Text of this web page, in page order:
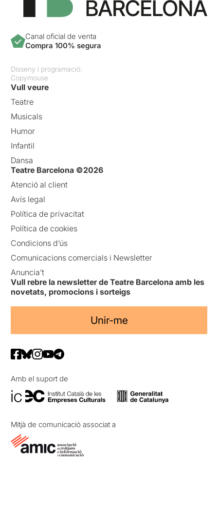
Canal oficial de venta
Compra 100% segura
Disseny i programació:
Copymouse
Vull veure
Teatre
Musicals
Humor
Infantil
Dansa
Teatre Barcelona ©2026
Atenció al client
Avís legal
Política de privacitat
Política de cookies
Condicions d’ús
Comunicacions comercials i Newsletter
Anuncia’t
Vull rebre la newsletter de Teatre Barcelona amb les
novetats, promocions i sorteigs
Unir-me
Amb el suport de
Mitjà de comunicació associat a